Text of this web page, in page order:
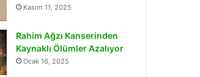
Kasım 11, 2025
Rahim Ağzı Kanserinden
Kaynaklı Ölümler Azalıyor
Ocak 16, 2025